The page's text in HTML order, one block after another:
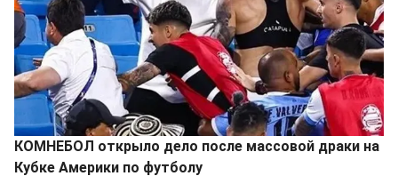
КОМНЕБОЛ открыло дело после массовой драки на
Кубке Америки по футболу